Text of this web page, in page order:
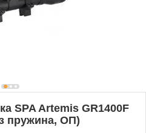
SPA Artemis GR1400F
пружина, ОП)